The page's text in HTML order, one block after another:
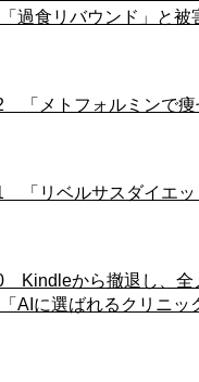
「過食リバウンド」と
「メトフォルミンで痩
「リベルサスダイエ
Kindleから撤退し、全
「AIに選ばれるクリニ